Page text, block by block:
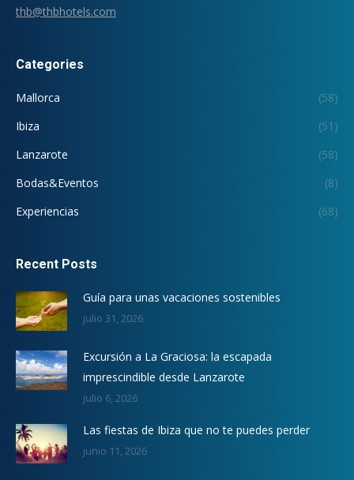
thb@thbhotels.com
Categories
Mallorca
(58)
Ibiza
(51)
Lanzarote
(58)
Bodas&Eventos
(8)
Experiencias
(68)
Recent Posts
Guía para unas vacaciones sostenibles
julio 31, 2026
Excursión a La Graciosa: la escapada
imprescindible desde Lanzarote
julio 6, 2026
Las fiestas de Ibiza que no te puedes perder
junio 11, 2026